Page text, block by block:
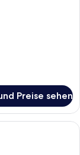
Preise sehen
mit zwei Betten,